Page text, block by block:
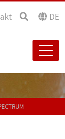
DE